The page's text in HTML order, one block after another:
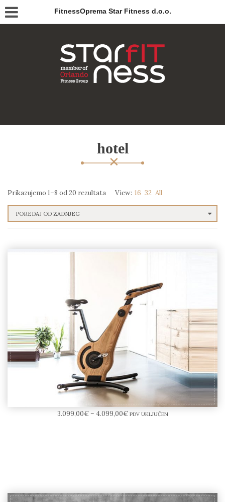
FitnessOprema Star Fitness d.o.o.
hotel
Prikazujemo 1–8 od 20 rezultata View: 16 32 All
NOHrD Bike V.2
3.099,00€– 4.099,00€ PDV UKLJUČEN